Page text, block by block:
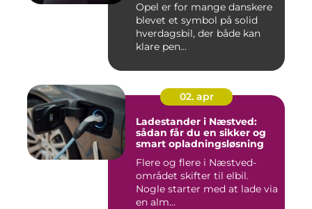
Opel er for mange danskere
blevet et symbol på solid
hverdagsbil, der både kan
klare pen...
02. apr
Ladestander i Næstved:
sådan får du en sikker og
smart opladningsløsning
Flere og flere i Næstved-
området skifter til elbil.
Nogle starter med at lade via
en alm...